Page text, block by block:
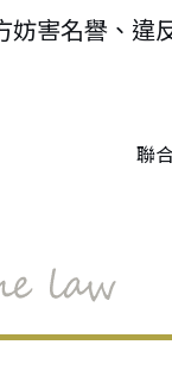
害名譽、違
聯